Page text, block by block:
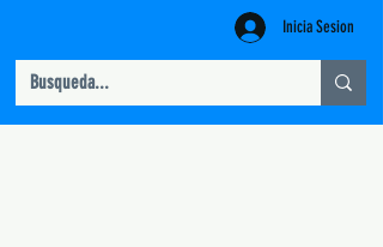
Inicia Sesion